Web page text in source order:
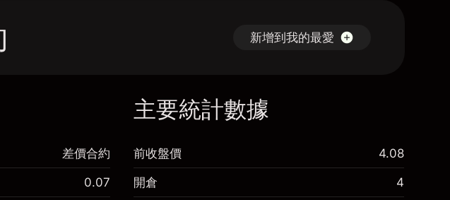
新增到我的最愛
差價合約
0.07
主要統計數據
前收盤價 4.08
開倉 4